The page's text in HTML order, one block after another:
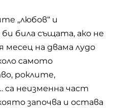
„любов“ и
би била същата, ако не
месец на двама лудо
самото
роклите,
неизменна част
започва и остава